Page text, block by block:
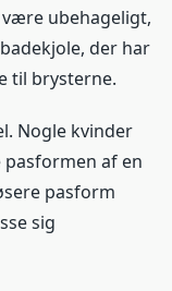
ubehageligt,
der har
til brysterne.
Nogle kvinder
pasformen af ​​en
pasform
sig